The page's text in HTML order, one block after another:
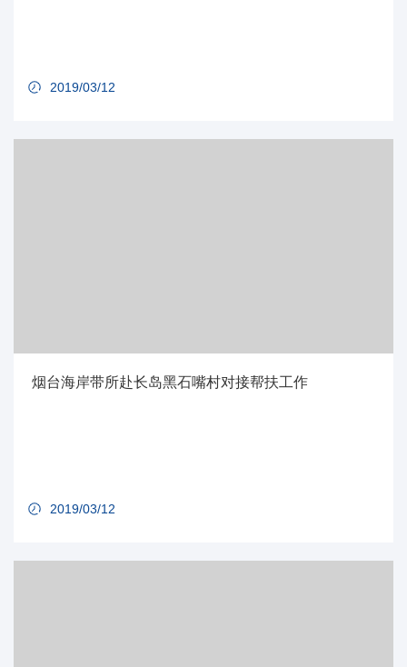
2019/03/12
烟台海岸带所赴长岛黑石嘴村对接帮扶工作
2019/03/12